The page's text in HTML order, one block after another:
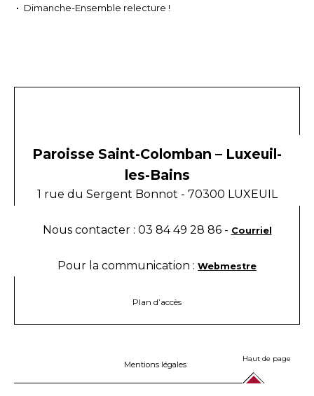
Dimanche-Ensemble relecture !
Paroisse Saint-Colomban – Luxeuil-
les-Bains
1 rue du Sergent Bonnot - 70300 LUXEUIL
Nous contacter : 03 84 49 28 86 - Courriel
Pour la communication : Webmestre
Plan d’accès
Mentions légales
Haut de page